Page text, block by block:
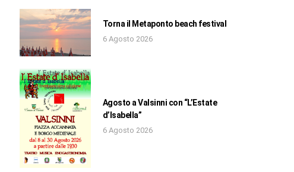
Torna il Metaponto beach festival
6 Agosto 2026
Agosto a Valsinni con “L’Estate
d’Isabella”
6 Agosto 2026